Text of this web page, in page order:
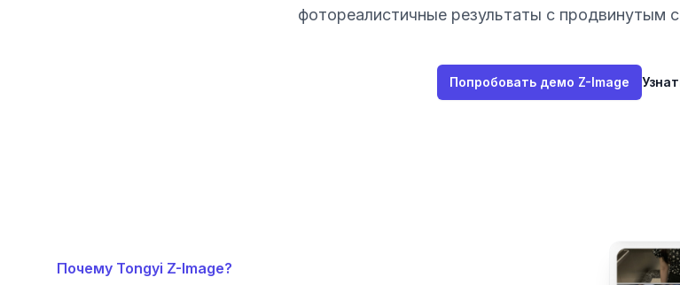
фотореалистичные результаты с продвинутым
Попробовать демо Z-Image
Почему Tongyi Z-Image?